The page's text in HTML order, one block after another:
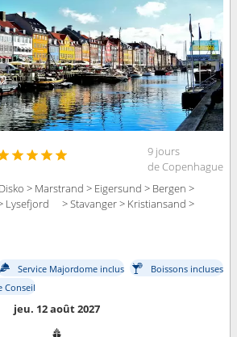
9 jours
de Copenhague
> Marstrand > Eigersund > Bergen >
Lysefjord > Stavanger > Kristiansand >
Service Majordome inclus
Boissons incluses
Conseil
jeu. 12 août 2027